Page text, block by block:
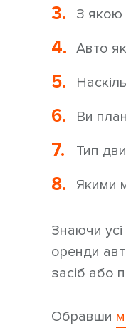
З якою
Авто
Ви
Тип
Якими
Знаючи
оренди
засіб або
Обравши